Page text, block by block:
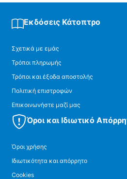
Εκδόσεις Κάτοπτρο
Σχετικά με εμάς
Τρόποι πληρωμής
Τρόποι και έξοδα αποστολής
Πολιτική επιστροφών
Επικοινωνήστε μαζί μας
Όροι και Ιδιωτικό
Όροι χρήσης
Ιδιωτικότητα και απόρρητο
Cookies